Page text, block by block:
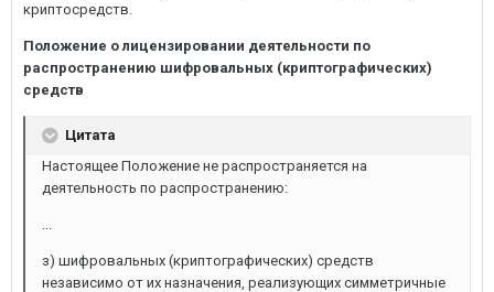
криптосредств.
Положение о лицензировании деятельности по
распространению шифровальных (криптографических)
средств
Цитата
Настоящее Положение не распространяется на
деятельность по распространению:
...
з) шифровальных (криптографических) средств
независимо от их назначения, реализующих симметричные